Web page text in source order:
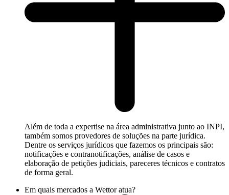
Além de toda a expertise na área administrativa junto ao INPI,
também somos provedores de soluções na parte jurídica.
Dentre os serviços jurídicos que fazemos os principais são:
notificações e contranotificações, análise de casos e
elaboração de petições judiciais, pareceres técnicos e contratos
de forma geral.
Em quais mercados a Wettor atua?